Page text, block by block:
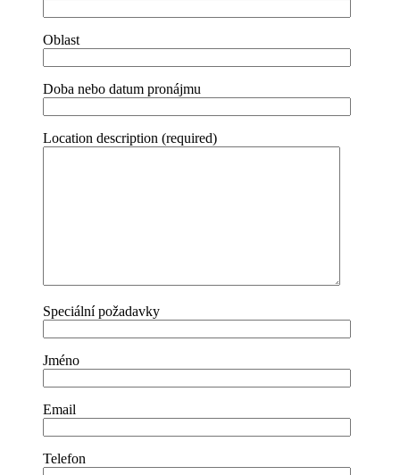
Oblast
Doba nebo datum pronájmu
Location description (required)
Speciální požadavky
Jméno
Email
Telefon